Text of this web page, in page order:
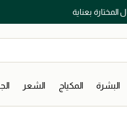
المختارة بعناية
البشرة المكياج الشعر